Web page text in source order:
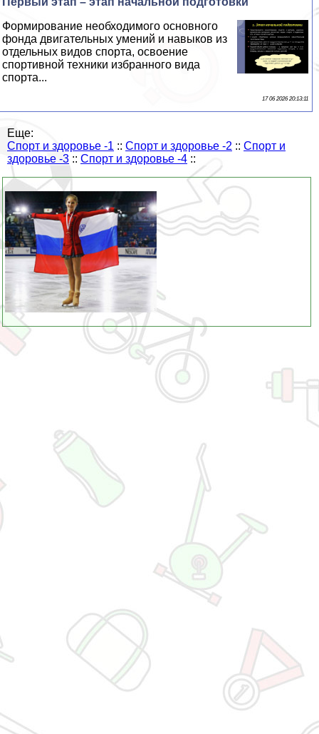
Формирование необходимого основного
фонда двигательных умений и навыков из
отдельных видов спорта, освоение
спортивной техники избранного вида
спорта...
17 06 2026 20:13:11
Еще:
Спорт и здоровье -1 :: Спорт и здоровье -2 :: Спорт и
здоровье -3 :: Спорт и здоровье -4 ::